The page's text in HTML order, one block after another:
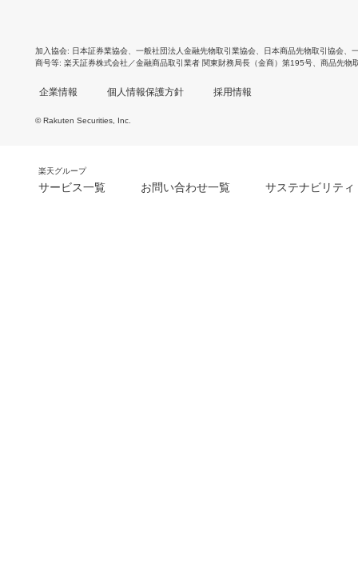
加入協会 日本証券業協会 一般社団法人金融先物取引業協会 日本商品先物取引協会
商号等 楽天証券株式会社／金融商品取引業者 関東財務局長（金商）第195号、商品先物
企業情報 個人情報保護方針 採用情報
© Rakuten Securities, Inc.
楽天グループ
サービス一覧 お問い合わせ一覧 サステナビリティ